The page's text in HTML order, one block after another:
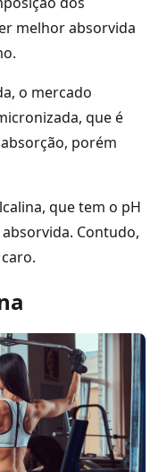
melhor absorvida
o mercado
que é
porém
que tem o pH
Contudo,